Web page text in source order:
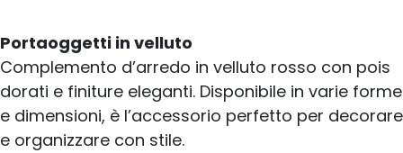
Portaoggetti in velluto
Complemento d’arredo in velluto rosso con pois
dorati e finiture eleganti. Disponibile in varie forme
e dimensioni, è l’accessorio perfetto per decorare
e organizzare con stile.